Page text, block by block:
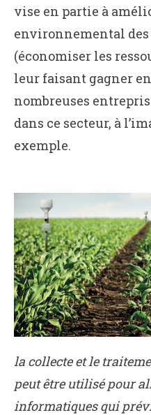
vise en partie à
environnemental
(économiser les
leur faisant gagner
nombreuses
dans ce secteur, à
exemple.
la collecte et le
peut être utilisé pour
informatiques qui